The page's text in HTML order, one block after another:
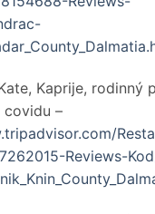
Kaprije, rodinný
covidu –
Reviews-